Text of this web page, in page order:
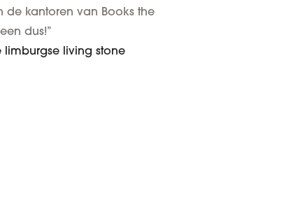
de kantoren van Books the
dus!”
limburgse living stone